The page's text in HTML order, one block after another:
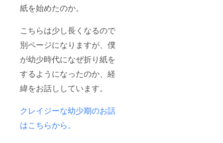
紙を始めたのか。
こちらは少し長くなるので
別ページになりますが、僕
が幼少時代になぜ折り紙を
するようになったのか、経
緯をお話ししています。
クレイジーな幼少期のお話
はこちらから。